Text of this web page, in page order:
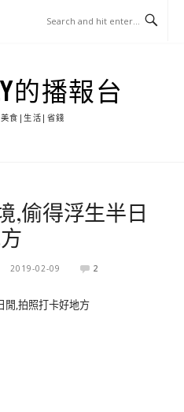
的播報台
食|生活|省錢
,偷得浮生半日
2019-02-09 2